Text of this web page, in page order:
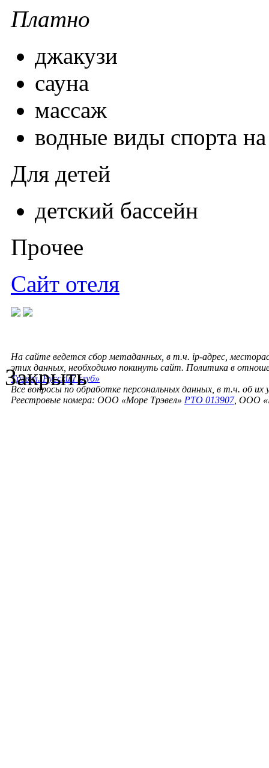
Платно
джакузи
сауна
массаж
водные виды спорта
Для детей
детский бассейн
Прочее
Сайт отеля
На сайте ведется сбор метаданных, в т.ч. ip-адрес,
этих данных, необходимо покинуть сайт. Политика в
Трэвел. Русский клуб»
Все вопросы по обработке персональных данных, в т.ч. об их
Реестровые номера: ООО «Море Трэвел» РТО 013907, ООО
Закрыть